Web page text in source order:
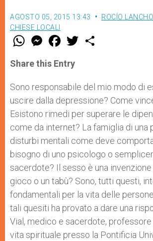
AGOSTO 05, 2015 13:43
ROCÍO
CHIESE LOCALI
W
t
s
p
p
M
e
s
e
g
e
F
a
e
b
o
k
w
r
Share this Entry
Sono responsabile del mio modo di
uscire dalla depressione? Come
Esistono rimedi per superare le
come da internet? La famiglia di una
disturbi mentali come deve
bisogno di uno psicologo o
sacerdote? Il sesso è una invenzione
gioco o un tabù? Sono, tutti questi,
fondamentali per la vita delle
tali quesiti ha provato a dare una
Vial, medico e sacerdote,
vita spirituale presso la Pontificia